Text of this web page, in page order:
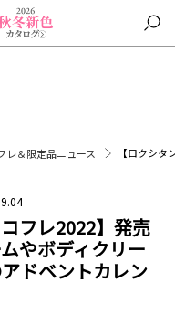
レ＆限定品ニュース 【ロクシ
フレ2022】発売
やボディクリー
ドベントカレン